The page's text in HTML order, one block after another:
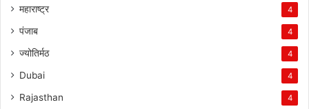
महाराष्ट्र 4
पंजाब 4
ज्योतिर्मठ 4
Dubai 4
Rajasthan 4